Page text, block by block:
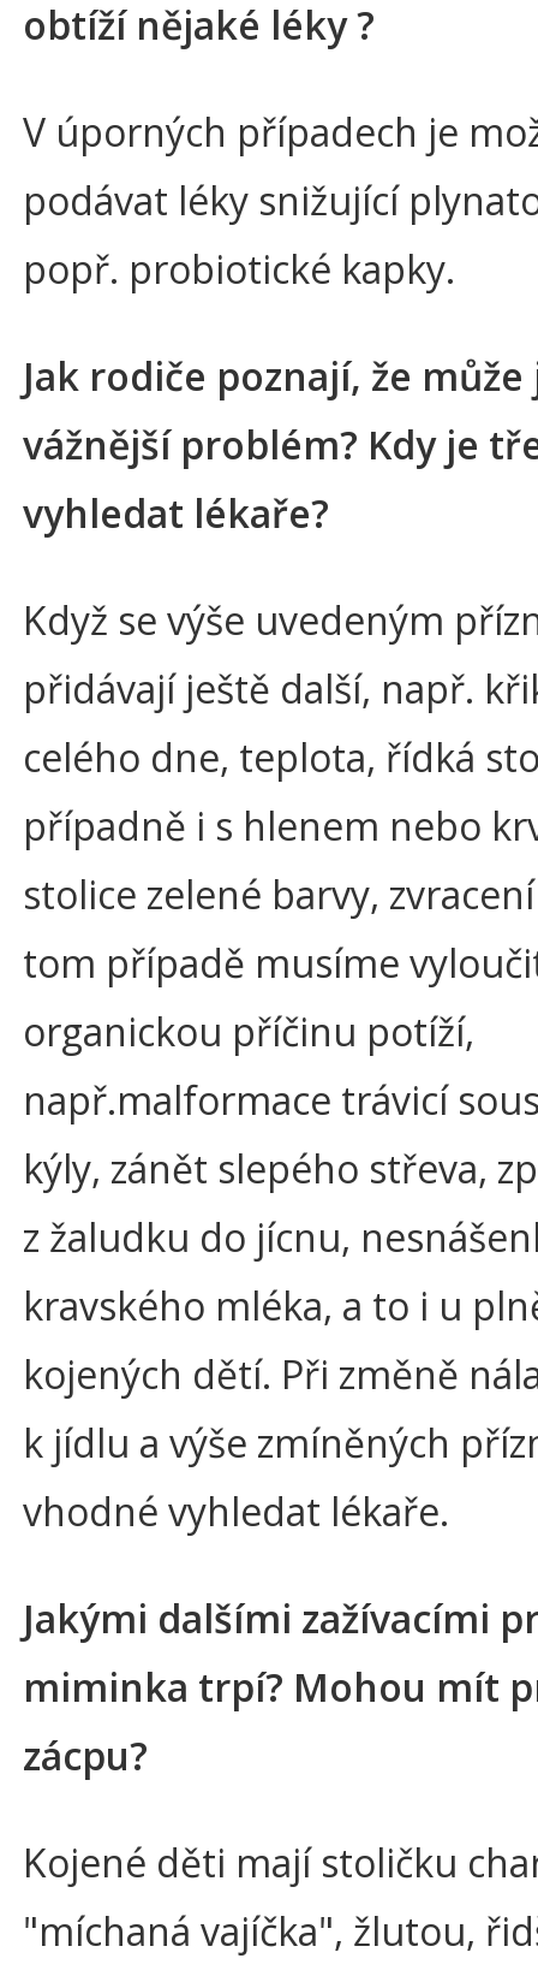
obtíží nějaké léky ?
V úporných případech je
podávat léky snižující
popř. probiotické kapky.
Jak rodiče poznají, že
vážnější problém? Kdy je
vyhledat lékaře?
Když se výše uvedeným
přidávají ještě další, např.
celého dne, teplota, řídká
případně i s hlenem nebo
stolice zelené barvy,
tom případě musíme
organickou příčinu potíží,
např.malformace trávicí
kýly, zánět slepého střeva,
z žaludku do jícnu,
kravského mléka, a to i u
kojených dětí. Při změně
k jídlu a výše zmíněných
vhodné vyhledat lékaře.
Jakými dalšími zažívacími
miminka trpí? Mohou mít
zácpu?
Kojené děti mají stoličku
"míchaná vajíčka", žlutou,